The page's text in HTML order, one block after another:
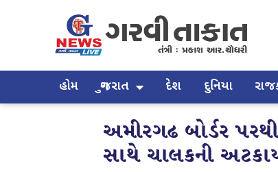
હોમ ગુજરાત દેશ દુનિયા
અમીરગઢ બોર્ડર
સાથે ચાલકની